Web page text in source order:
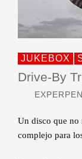
JUKEBOX
Drive-By
Un disco que no
complejo para